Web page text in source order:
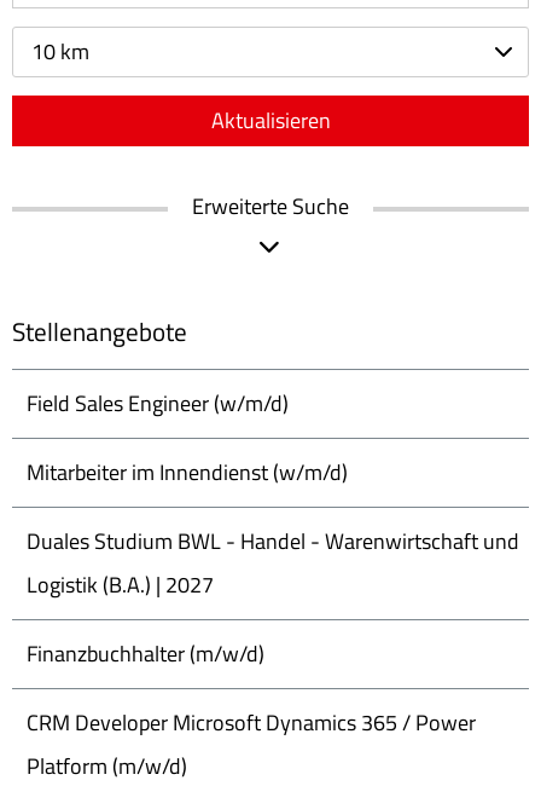
10 km
Aktualisieren
Erweiterte Suche
Stellenangebote
Field Sales Engineer (w/m/d)
Mitarbeiter im Innendienst (w/m/d)
Duales Studium BWL - Handel - Warenwirtschaft und
Logistik (B.A.) | 2027
Finanzbuchhalter (m/w/d)
CRM Developer Microsoft Dynamics 365 / Power
Platform (m/w/d)